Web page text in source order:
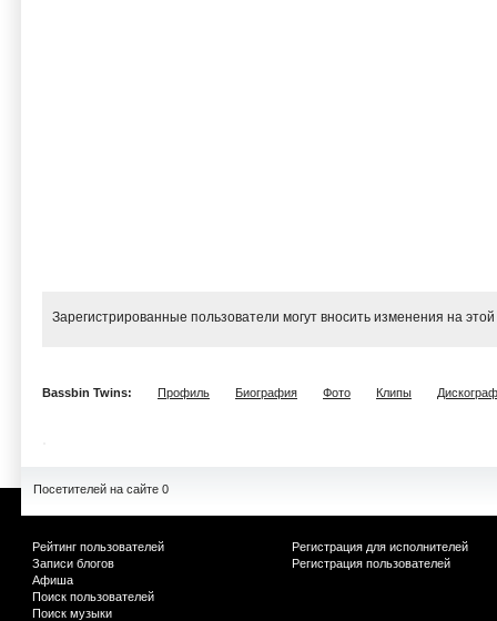
Зарегистрированные пользователи могут вносить изменения на
Bassbin Twins: Профиль Биография Фото Клипы
Посетителей на сайте 0
Рейтинг пользователей
Записи блогов
Афиша
Поиск пользователей
Поиск музыки
Регистрация для исполнителей
Регистрация пользователей